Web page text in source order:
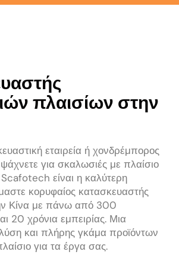
πλαισίων στην
εταιρεία ή χονδρέμπορος
για σκαλωσιές με πλαίσιο
είναι η καλύτερη
κορυφαίος κατασκευαστής
Κίνα με πάνω από 300
20 χρόνια εμπειρίας. Μια
και πλήρης γκάμα προϊόντων
για τα έργα σας.